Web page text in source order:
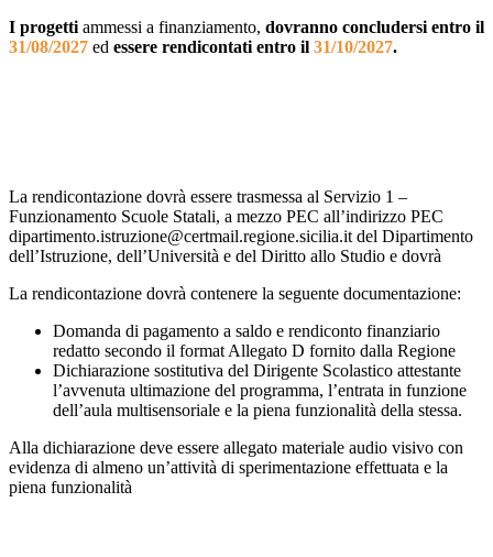
I progetti ammessi a finanziamento, dovranno concludersi entro il
31/08/2027 ed essere rendicontati entro il 31/10/2027.
La rendicontazione dovrà essere trasmessa al Servizio 1 –
Funzionamento Scuole Statali, a mezzo PEC all’indirizzo PEC
dipartimento.istruzione@certmail.regione.sicilia.it del Dipartimento
dell’Istruzione, dell’Università e del Diritto allo Studio e dovrà
La rendicontazione dovrà contenere la seguente documentazione:
Domanda di pagamento a saldo e rendiconto finanziario
redatto secondo il format Allegato D fornito dalla Regione
Dichiarazione sostitutiva del Dirigente Scolastico attestante
l’avvenuta ultimazione del programma, l’entrata in funzione
dell’aula multisensoriale e la piena funzionalità della stessa.
Alla dichiarazione deve essere allegato materiale audio visivo con
evidenza di almeno un’attività di sperimentazione effettuata e la
piena funzionalità